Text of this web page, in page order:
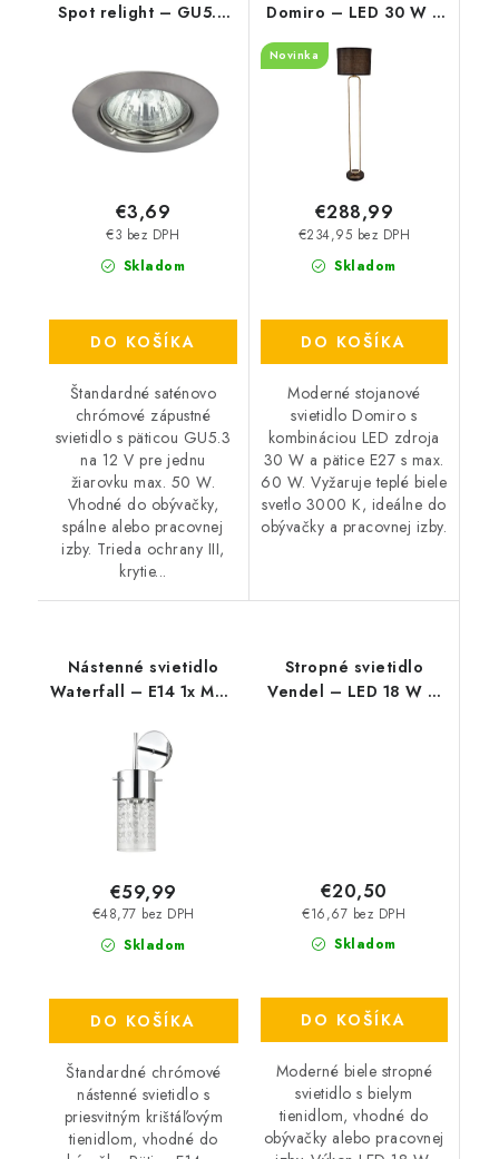
Spot relight – GU5.3
Skladom
€3 bez DPH
€3,69
DO KOŠÍKA
Štandardné saténovo
chrómové zápustné
svietidlo s päticou GU5.3
na 12 V pre jednu
žiarovku max. 50 W.
Vhodné do obývačky,
spálne alebo pracovnej
izby. Trieda ochrany III,
krytie...
Domiro – LED 30 W +
E27 – 3000 K
Novinka
Skladom
€234,95 bez DPH
€288,99
DO KOŠÍKA
Moderné stojanové
svietidlo Domiro s
kombináciou LED zdroja
30 W a pätice E27 s max.
60 W. Vyžaruje teplé biele
svetlo 3000 K, ideálne do
obývačky a pracovnej izby.
Nástenné svietidlo
Waterfall – E14 1x MAX
Skladom
€48,77 bez DPH
€59,99
DO KOŠÍKA
Štandardné chrómové
nástenné svietidlo s
priesvitným krištáľovým
tienidlom, vhodné do
Stropné svietidlo
Vendel – LED 18 W –
Skladom
€16,67 bez DPH
€20,50
DO KOŠÍKA
Moderné biele stropné
svietidlo s bielym
tienidlom, vhodné do
obývačky alebo pracovnej